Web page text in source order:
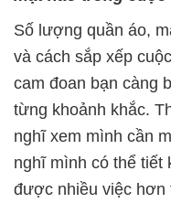
Số lượng quần áo,
và cách sắp xếp
cam đoan bạn càng
từng khoảnh khắc.
nghĩ xem mình cần
nghĩ mình có thể tiết
được nhiều việc hơn